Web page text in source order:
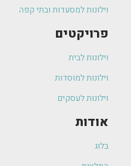
וילונות למסעדות ובתי קפה
פרויקטים
וילונות לבית
וילונות למוסדות
וילונות לעסקים
אודות
בלוג